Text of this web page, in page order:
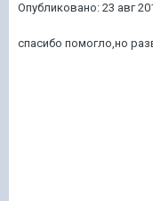
Опубликовано: 23 авг
спасибо помогло,но